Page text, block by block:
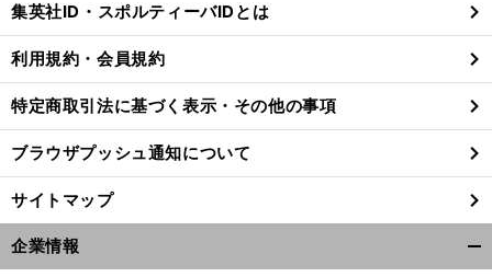
る
集英社ID・スポルティーバIDとは
利用規約・会員規約
特定商取引法に基づく表示・その他の事項
ブラウザプッシュ通知について
サイトマップ
企業情報